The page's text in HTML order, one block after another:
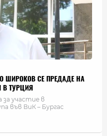
ШИРОКОВ СЕ ПРЕДАДЕ НА
В ТУРЦИЯ
участие в
във ВиК – Бургас